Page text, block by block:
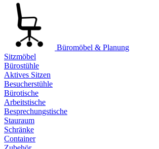
Büromöbel & Planung
Sitzmöbel
Bürostühle
Aktives Sitzen
Besucherstühle
Bürotische
Arbeitstische
Besprechungstische
Stauraum
Schränke
Container